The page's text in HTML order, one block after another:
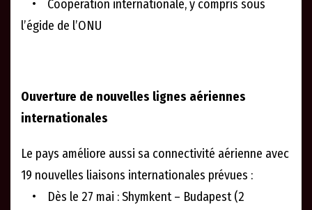
• Coopération internationale, y compris sous
l’égide de l’ONU
Ouverture de nouvelles lignes aériennes
internationales
Le pays améliore aussi sa connectivité aérienne avec
19 nouvelles liaisons internationales prévues :
• Dès le 27 mai : Shymkent – Budapest (2